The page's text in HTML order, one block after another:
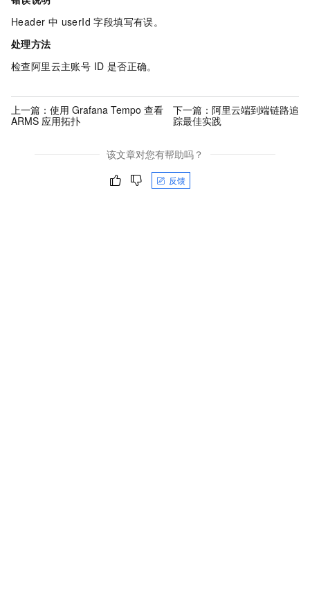
Header 中 userId 字段填写有误。
处理方法
检查阿里云主账号 ID 是否正确。
上一篇： 使用 Grafana Tempo 查看
ARMS 应用拓扑
下一篇： 阿里云端到端链路追
踪最佳实践
该文章对您有帮助吗？
反馈